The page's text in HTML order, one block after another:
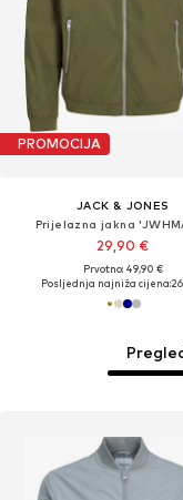
PROMOCIJA
JACK & JONES
Prijelazna jakna
29,90 €
Prvotno: 49,90 €
Posljednja najniža cijena: